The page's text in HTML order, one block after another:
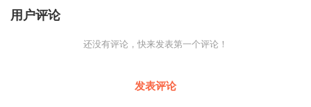
用户评论
还没有评论，快来发表第一个评论！
发表评论